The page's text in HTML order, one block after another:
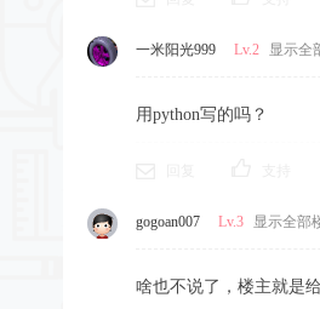
一米阳光999 Lv.2 显示全
用python写的吗？
gogoan007 Lv.3 显示全部
啥也不说了，楼主就是给